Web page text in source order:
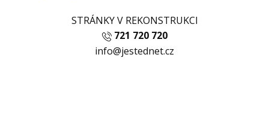
STRÁNKY V REKONSTRUKCI
721 720 720
info@jestednet.cz